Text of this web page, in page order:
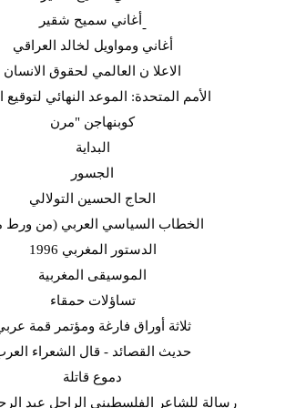
أغاني ومواويل لخالد العراقي
الاعلا ن العالمي لحقوق الانسان
الأمم المتحدة: الموعد النهائي لتوقيع
كوبنهاجن "مرن
البداية
الجسور
الحاج الحسين التولالي
(الخطاب السياسي العربي (من ورط
الدستور المغربي 1996
الموسيقى المغربية
تساؤلات حمقاء
ثلاثة أوراق فارغة ومؤتمر قمة
حديث القصائد - قال الشعراء
دموع قاتلة
رسالة للشاعر الفلسطيني الراحل عبد